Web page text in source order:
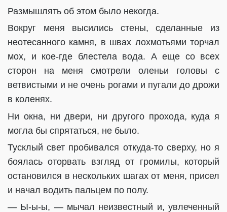
Размышлять об этом было некогда.
Вокруг меня высились стены, сделанные из
неотесанного камня, в швах лохмотьями торчал
мох, и кое-где блестела вода. А еще со всех
сторон на меня смотрели оленьи головы с
ветвистыми и не очень рогами и пугали до дрожи
в коленях.
Ни окна, ни двери, ни другого прохода, куда я
могла бы спрятаться, не было.
Тусклый свет пробивался откуда-то сверху, но я
боялась оторвать взгляд от громилы, который
остановился в нескольких шагах от меня, присел
и начал водить пальцем по полу.
— Ы-ы-ы, — мычал неизвестный и, увлеченный